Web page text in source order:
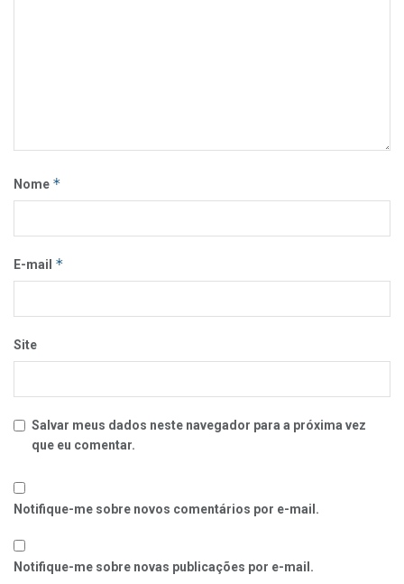
Nome *
E-mail *
Site
Salvar meus dados neste navegador para a próxima vez
que eu comentar.
Notifique-me sobre novos comentários por e-mail.
Notifique-me sobre novas publicações por e-mail.